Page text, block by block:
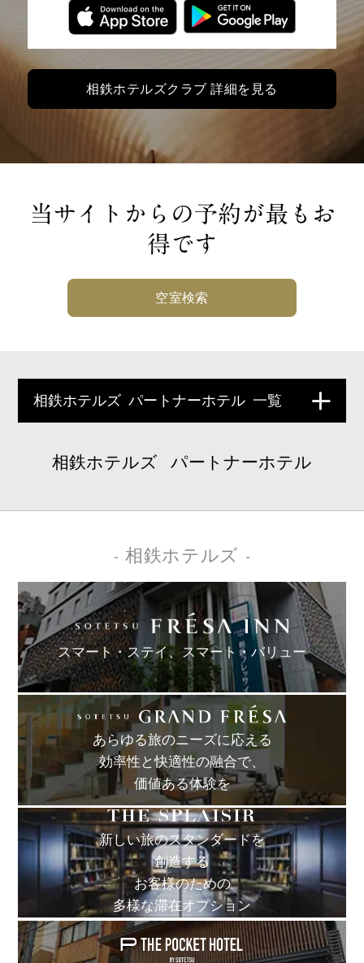
相鉄ホテルズクラブ 詳細を見る
当サイトからの予約が最もお
得です
空室検索
相鉄ホテルズ パートナーホテル 一覧
相鉄ホテルズ パートナーホテル
- 相鉄ホテルズ -
スマート・ステイ、 スマート・バリュー
あらゆる旅のニーズに応える
効率性と快適性の融合で、
価値ある体験を
新しい旅のスタンダードを
創造する
お客様のための
多様な滞在オプション